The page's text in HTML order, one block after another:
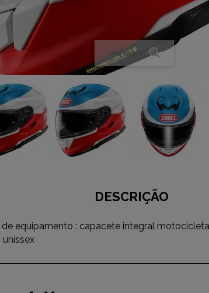
Ver maior
DESCRIÇÃO
equipamento : capacete integral
unissex